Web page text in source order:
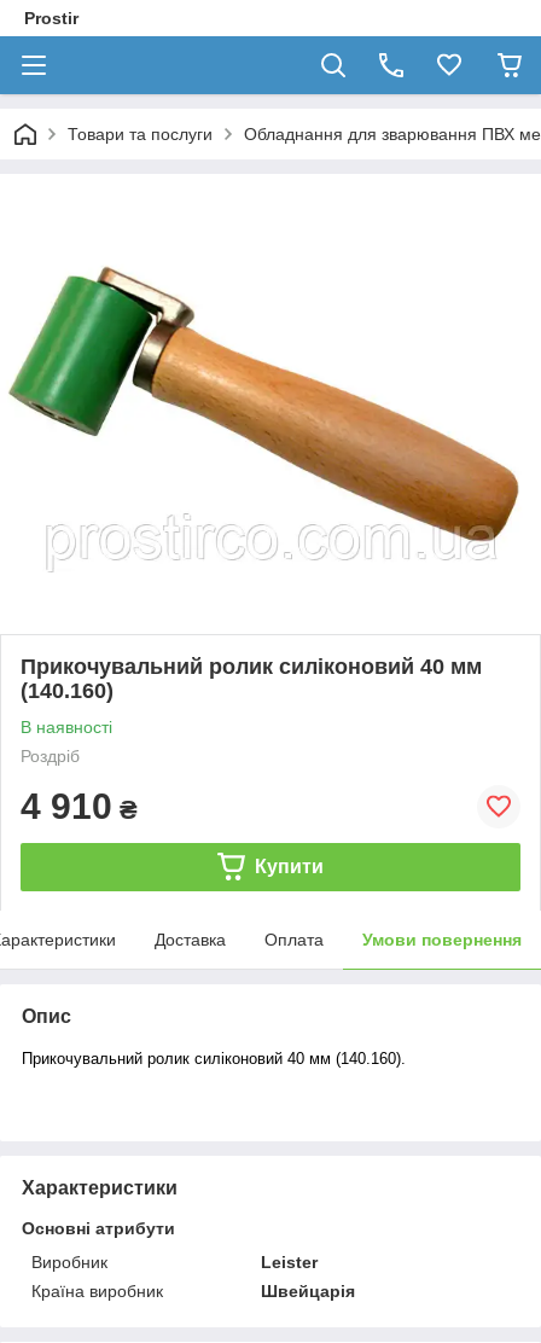
Prostir
Товари та послуги Обладнання для зварювання ПВХ
Прикочувальний ролик силіконовий 40 мм
(140.160)
В наявності
Роздріб
4 910 ₴
Купити
Доставка Оплата Умови повернення
Опис
Прикочувальний ролик силіконовий 40 мм (140.160).
Характеристики
Основні атрибути
Виробник
Leister
Країна виробник
Швейцарія